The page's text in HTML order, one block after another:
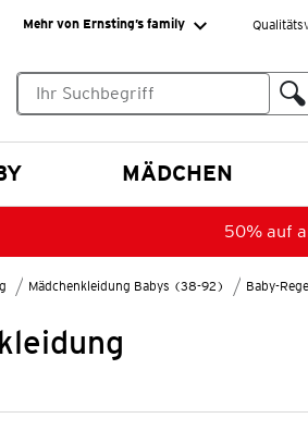
Mehr von Ernsting’s family
MÄDCHEN
50% auf
Mädchenkleidung Babys (38-92) Baby-